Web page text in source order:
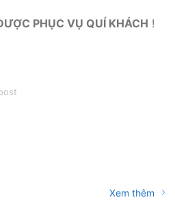
PHỤC VỤ QUÍ KHÁCH !
Xem thêm